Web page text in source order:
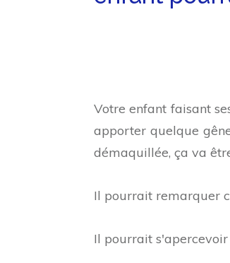
Votre enfant faisant
apporter quelque
démaquillée, ça va
Il pourrait remarquer
Il pourrait